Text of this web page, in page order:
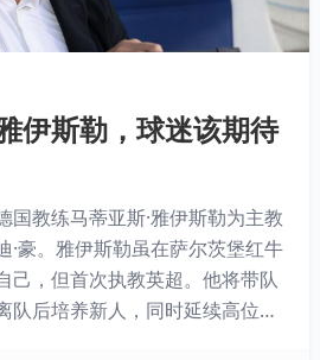
伊斯勒，球迷该期待
国教练马蒂亚斯·雅伊斯勒为主教
·豪。雅伊斯勒虽在萨尔茨堡红牛
己，但首次执教英超。他将带队
队后培养新人，同时延续高位逼